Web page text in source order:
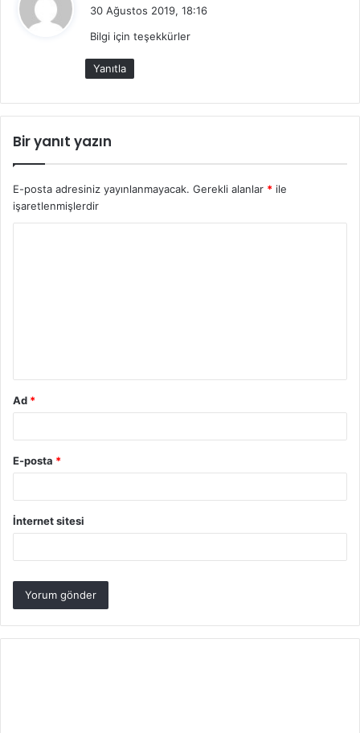
i
k
i
30 Ağustos 2019, 18:16
Bilgi için teşekkürler
Yanıtla
Bir yanıt yazın
E-posta adresiniz yayınlanmayacak. Gerekli alanlar * ile
işaretlenmişlerdir
Ad *
E-posta *
İnternet sitesi